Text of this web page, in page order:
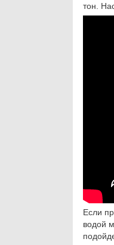
тон.
Если
водой